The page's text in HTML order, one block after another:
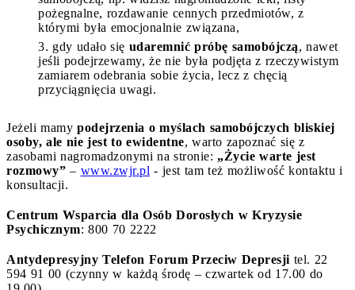
pożegnalne, rozdawanie cennych przedmiotów, z
którymi była emocjonalnie związana,
gdy udało się udaremnić próbę samobójczą, nawet
jeśli podejrzewamy, że nie była podjęta z rzeczywistym
zamiarem odebrania sobie życia, lecz z chęcią
przyciągnięcia uwagi.
Jeżeli mamy podejrzenia o myślach samobójczych bliskiej
osoby, ale nie jest to ewidentne, warto zapoznać się z
zasobami nagromadzonymi na stronie: „Życie warte jest
rozmowy” – www.zwjr.pl - jest tam też możliwość kontaktu i
konsultacji.
Centrum Wsparcia dla Osób Dorosłych w Kryzysie
Psychicznym: 800 70 2222
Antydepresyjny Telefon Forum Przeciw Depresji tel. 22
594 91 00 (czynny w każdą środę – czwartek od 17.00 do